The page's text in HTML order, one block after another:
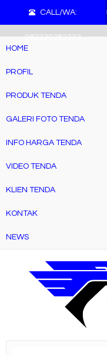
CALL/WA:
082230382223
HOME
PROFIL
PRODUK TENDA
GALERI FOTO TENDA
INFO HARGA TENDA
VIDEO TENDA
KLIEN TENDA
KONTAK
NEWS